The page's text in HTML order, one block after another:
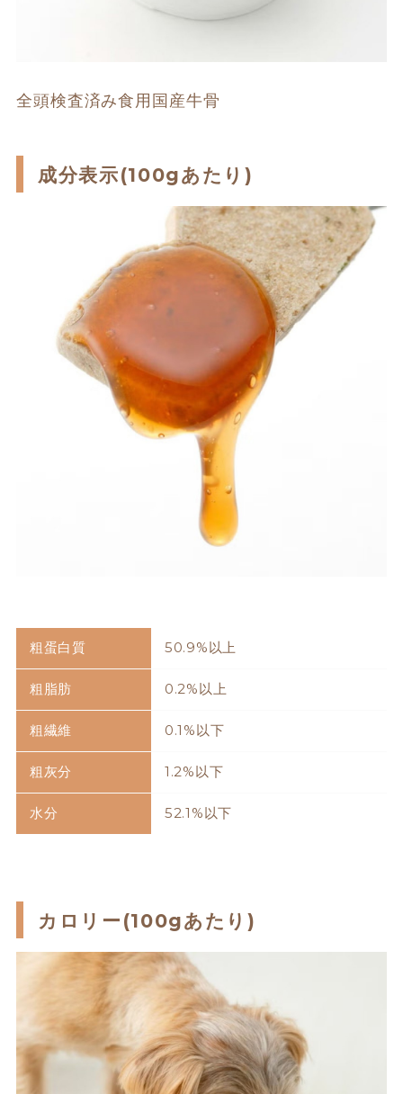
全頭検査済み食用国産牛骨
成分表示(100gあたり)
粗蛋白質 50.9%以上
粗脂肪 0.2%以上
粗繊維 0.1%以下
粗灰分 1.2%以下
水分 52.1%以下
カロリー(100gあたり)